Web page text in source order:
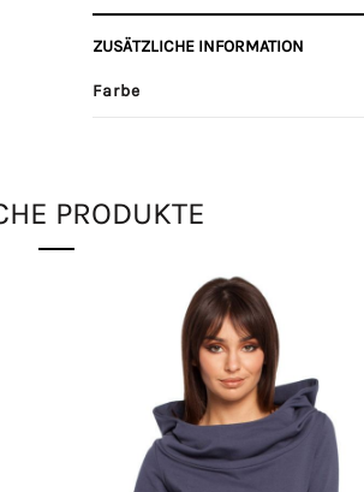
ZUSÄTZLICHE INFORMATION
Farbe
Kategorien: Ärmellos
PRODUKTE